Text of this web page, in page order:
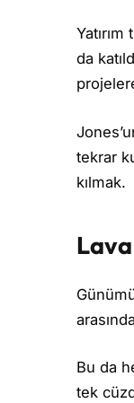
da
tekrar
kılmak.
Bu da
tek